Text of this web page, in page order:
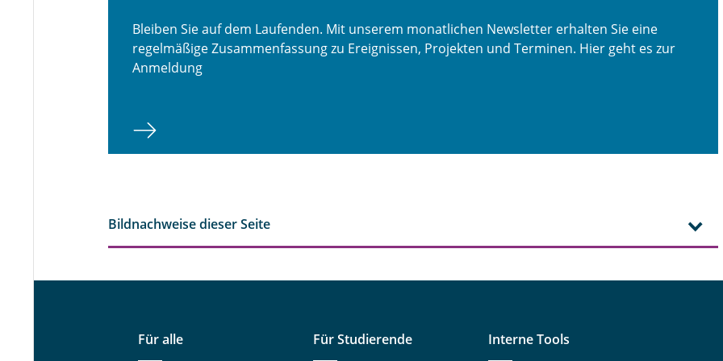
Bleiben Sie auf dem Laufenden. Mit unserem monatlichen Newsletter erhalten Sie eine
regelmäßige Zusammenfassung zu Ereignissen, Projekten und Terminen. Hier geht es zur
Anmeldung
Bildnachweise dieser Seite
Für alle Für Studierende Interne Tools